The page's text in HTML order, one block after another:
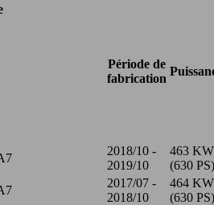
Période de
fabrication
2018/10 -
2019/10
463 KW
(630 PS)
2017/07 -
2018/10
464 KW
(630 PS)